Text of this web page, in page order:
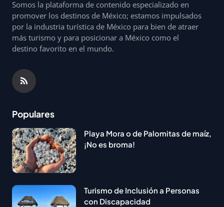
Somos la plataforma de contenido especializado en
promover los destinos de México; estamos impulsados
por la industria turística de México para bien de atraer
más turismo y para posicionar a México como el
destino favorito en el mundo.
Populares
Playa Mora o de Palomitas de maíz,
¡No es broma!
Turismo de Inclusión a Personas
con Discapacidad